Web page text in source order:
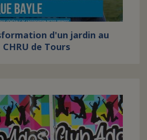
d'un jardin au
CHRU de Tours